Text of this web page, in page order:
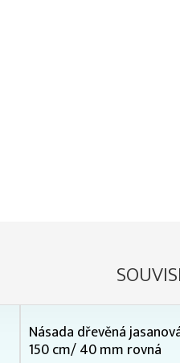
Násada dřevěná
150 cm/ 40 mm rovná